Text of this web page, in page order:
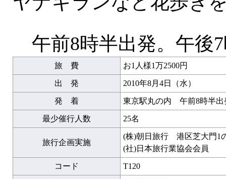
午前8時半出発。午後
旅 費 お1人様1万2500円
出 発 2010年8月4日（水）
発 着 東京駅丸の内 午前8時半出
最少催行人数 25名
旅行企画実施
(株)朝日旅行 港区芝大門1
(社)日本旅行業協会会員
コード T120